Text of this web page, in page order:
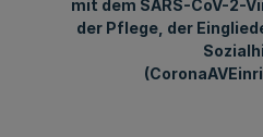
mit dem SARS-CoV-2-
der Pflege, der